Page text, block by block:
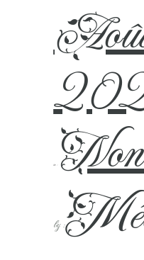
in : Non
by :